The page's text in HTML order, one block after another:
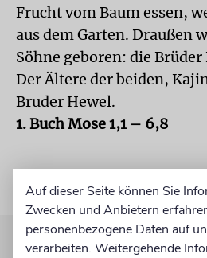
Frucht vom Baum essen,
aus dem Garten. Draußen
Söhne geboren: die
Der Ältere der beiden,
Bruder Hewel.
1. Buch Mose 1,1 – 6,8
Auf dieser Seite können Sie
Zwecken und Anbietern
personenbezogene Daten auf
verarbeiten. Weitergehende